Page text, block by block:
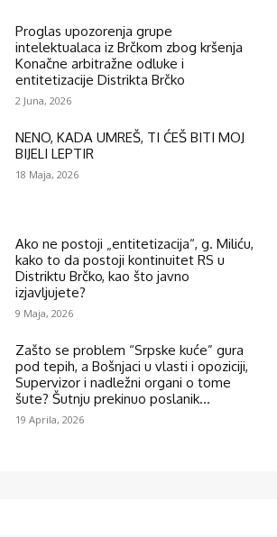
Proglas upozorenja grupe
intelektualaca iz Brčkom zbog kršenja
Konačne arbitražne odluke i
entitetizacije Distrikta Brčko
2 Juna, 2026
NENO, KADA UMREŠ, TI ĆEŠ BITI MOJ
BIJELI LEPTIR
18 Maja, 2026
Ako ne postoji „entitetizacija“, g. Miliću,
kako to da postoji kontinuitet RS u
Distriktu Brčko, kao što javno
izjavljujete?
9 Maja, 2026
Zašto se problem “Srpske kuće” gura
pod tepih, a Bošnjaci u vlasti i opoziciji,
Supervizor i nadležni organi o tome
šute? Šutnju prekinuo poslanik...
19 Aprila, 2026